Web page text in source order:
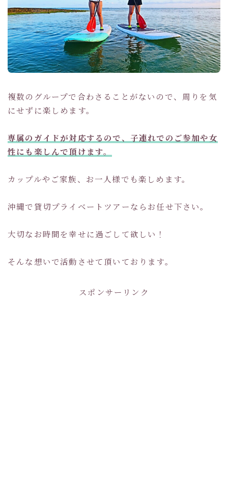
複数のグループで合わさることがないので、周りを気
にせずに楽しめます。
専属のガイドが対応するので、子連れでのご参加や女
性にも楽しんで頂けます。
カップルやご家族、お一人様でも楽しめます。
沖縄で貸切プライベートツアーならお任せ下さい。
大切なお時間を幸せに過ごして欲しい！
そんな想いで活動させて頂いております。
スポンサーリンク